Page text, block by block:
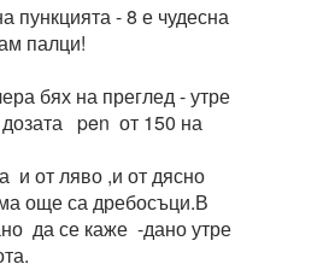
пункцията - 8 е чудесна
палци!
бях на преглед - утре
pen от 150 на
и от ляво ,и от дясно
още са дребосъци.В
да се каже -дано утре